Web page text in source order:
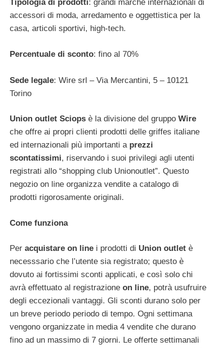
Tipologia di prodotti: grandi marche internazionali di
accessori di moda, arredamento e oggettistica per la
casa, articoli sportivi, high-tech.
Percentuale di sconto: fino al 70%
Sede legale: Wire srl – Via Mercantini, 5 – 10121
Torino
Union outlet Sciops è la divisione del gruppo Wire
che offre ai propri clienti prodotti delle griffes italiane
ed internazionali più importanti a prezzi
scontatissimi, riservando i suoi privilegi agli utenti
registrati allo “shopping club Unionoutlet”. Questo
negozio on line organizza vendite a catalogo di
prodotti rigorosamente originali.
Come funziona
Per acquistare on line i prodotti di Union outlet è
necesssario che l’utente sia registrato; questo è
dovuto ai fortissimi sconti applicati, e così solo chi
avrà effettuato al registrazione on line, potrà usufruire
degli eccezionali vantaggi. Gli sconti durano solo per
un breve periodo periodo di tempo. Ogni settimana
vengono organizzate in media 4 vendite che durano
fino ad un massimo di 7 giorni. Le offerte settimanali